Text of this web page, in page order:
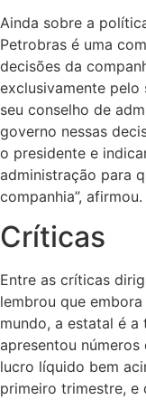
Ainda sobre a
Petrobras é uma
decisões da
exclusivamente pelo
seu conselho de
governo nessas
o presidente e
administração para
companhia”, afirmou.
Críticas
Entre as críticas
lembrou que
mundo, a estatal é
apresentou
lucro líquido bem
primeiro trimestre, e